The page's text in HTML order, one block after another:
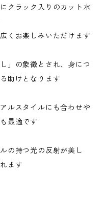
クラック入りのカット水
くお楽しみいただけます
」の象徴とされ、身につ
助けとなります
ルスタイルにも合わせや
最適です
の持つ光の反射が美し
ます